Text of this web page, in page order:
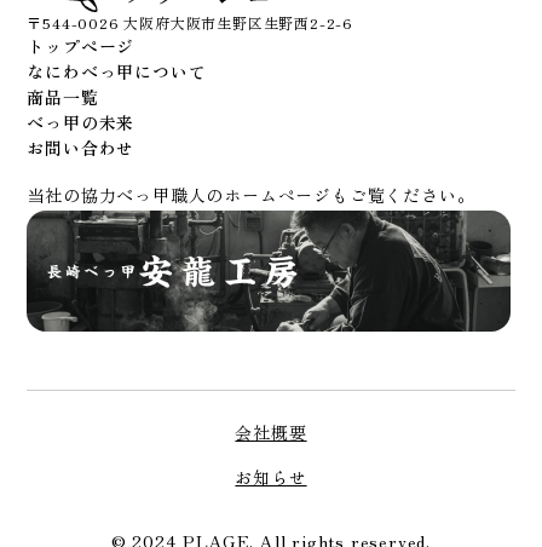
〒544-0026 大阪府大阪市生野区生野西2-2-6
トップページ
なにわべっ甲について
商品一覧
べっ甲の未来
お問い合わせ
当社の協力べっ甲職人のホームページもご覧ください。
© 2024 PLAGE. All rights reserved.
会社概要
お知らせ